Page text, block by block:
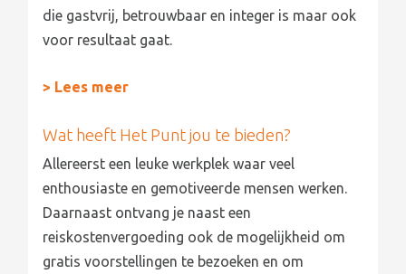
die gastvrij, betrouwbaar en integer is maar ook
voor resultaat gaat.
> Lees meer
Wat heeft Het Punt jou te bieden?
Allereerst een leuke werkplek waar veel
enthousiaste en gemotiveerde mensen werken.
Daarnaast ontvang je naast een
reiskostenvergoeding ook de mogelijkheid om
gratis voorstellingen te bezoeken en om